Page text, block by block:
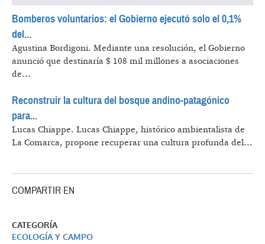
Bomberos voluntarios: el Gobierno ejecutó solo el 0,1%
del...
Agustina Bordigoni. Mediante una resolución, el Gobierno
anunció que destinaría $ 108 mil millones a asociaciones
de...
Reconstruir la cultura del bosque andino-patagónico
para...
Lucas Chiappe. Lucas Chiappe, histórico ambientalista de
La Comarca, propone recuperar una cultura profunda del...
COMPARTIR EN
CATEGORÍA
ECOLOGÍA Y CAMPO